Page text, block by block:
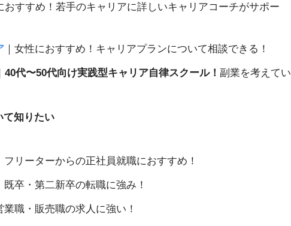
おすすめ！若手のキャリアに詳しいキャリアコーチがサポー
｜女性におすすめ！キャリアプランについて相談できる！
｜40代〜50代向け実践型キャリア自律スクール！ 副業を考えてい
て知りたい
フリーターからの正社員就職におすすめ！
既卒・第二新卒の転職に強み！
業職・販売職の求人に強い！